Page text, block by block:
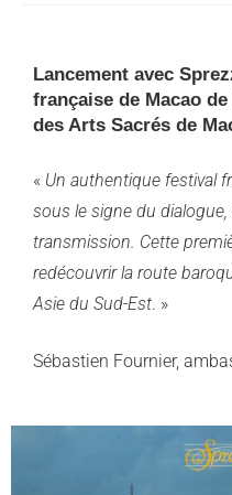
Lancement avec
française de Macao
des Arts Sacrés de
« Un authentique festival
sous le signe du dialogue,
transmission. Cette
redécouvrir la route
Asie du Sud-Est. »
Sébastien Fournier,